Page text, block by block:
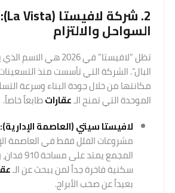
2. شركة لافيستا (La Vista)
السواحل والالتزام
تظل “لافيستا” في 2026
البال”. الشركة التي تأسست منذ
مكانتها من خلال جودة البناء وسرعة
الموحدة التي تمنح الـعقاراتطابعاً خاصاً.
لافيستا سيتي (العاصمة الإدارية):
المجمع يمتد
سكنية فاخرة جداً لمن يبحث عن الـ
بعيداً عن صخب الأبراج.